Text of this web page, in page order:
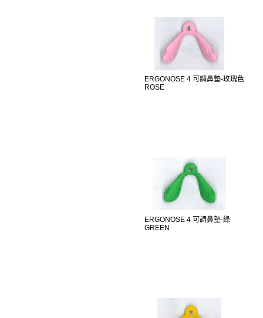
ERGONOSE 4 可調鼻墊-玫瑰色
ROSE
ERGONOSE 4 可調鼻墊-綠
GREEN